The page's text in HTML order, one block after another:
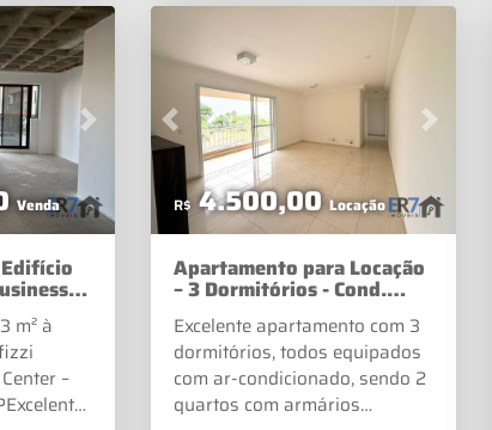
Next
m² à
–
Venda
Previous Next
Apartamento para Locação
– 3 Dormitórios - Cond.
Resort Santa Ângela
Excelente apartamento com 3
dormitórios, todos equipados
com ar-condicionado, sendo 2
quartos com armários
R$4.500,00Locação